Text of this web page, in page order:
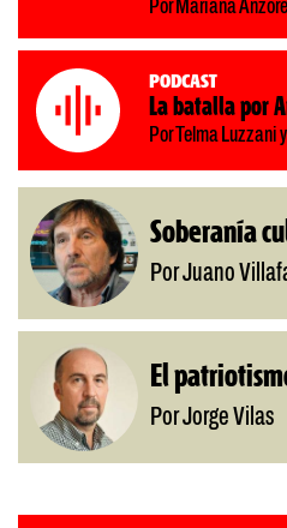
Por Mariana
Podcast
La batalla por
Por Telma Luzzani
Soberanía
Por Juano
El
Por Jorge Vilas